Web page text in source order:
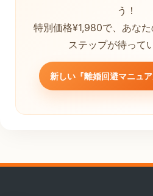
う！
特別価格¥1,980で、あな
ステップが待って
新しい『離婚回避マニュ